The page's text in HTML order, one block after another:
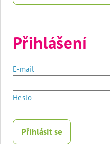
Přihlášení
E-mail
Heslo
Přihlásit se